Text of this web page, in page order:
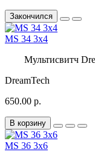
Закончился
MS 34 3х4
Мультисвитч
DreamTech
650.00 р.
В корзину
MS 36 3x6